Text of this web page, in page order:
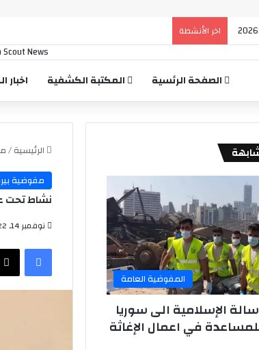
اخر الأنشطة
الصفحة الرئسية المكتبة الكشفية
الرئيسية/
مفوضية
نشاط تحت
نوفمبر 14, 2022
المفوضية العامة
الإسلامية الى سوريا
في اعمال الإغاثة